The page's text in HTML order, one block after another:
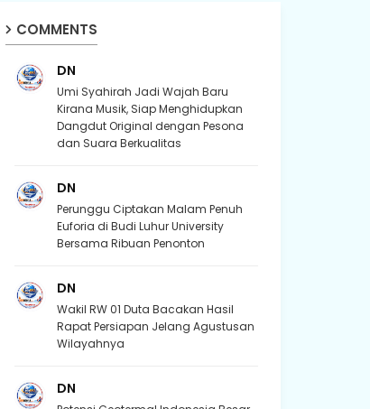
COMMENTS
DN
Umi Syahirah Jadi Wajah Baru
Kirana Musik, Siap Menghidupkan
Dangdut Original dengan Pesona
dan Suara Berkualitas
DN
Perunggu Ciptakan Malam Penuh
Euforia di Budi Luhur University
Bersama Ribuan Penonton
DN
Wakil RW 01 Duta Bacakan Hasil
Rapat Persiapan Jelang Agustusan
Wilayahnya
DN